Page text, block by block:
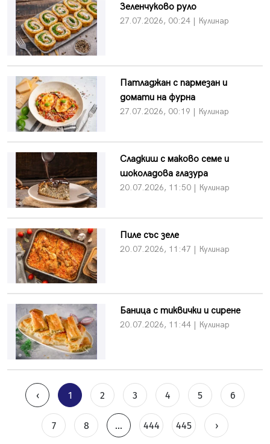
Зеленчуково руло
27.07.2026, 00:24 | Кулинар
Патладжан с пармезан и
домати на фурна
27.07.2026, 00:19 | Кулинар
Сладкиш с маково семе и
шоколадова глазура
20.07.2026, 11:50 | Кулинар
Пиле със зеле
20.07.2026, 11:47 | Кулинар
Баница с тиквички и сирене
20.07.2026, 11:44 | Кулинар
‹ 1 2 3 4 5 6
7 8 ... 444 445 ›